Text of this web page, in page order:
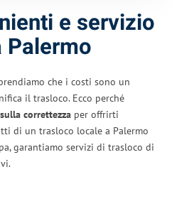
e servizio
Palermo
che i costi sono un
il trasloco. Ecco perché
correttezza per offrirti
di un trasloco locale a Palermo
garantiamo servizi di trasloco di